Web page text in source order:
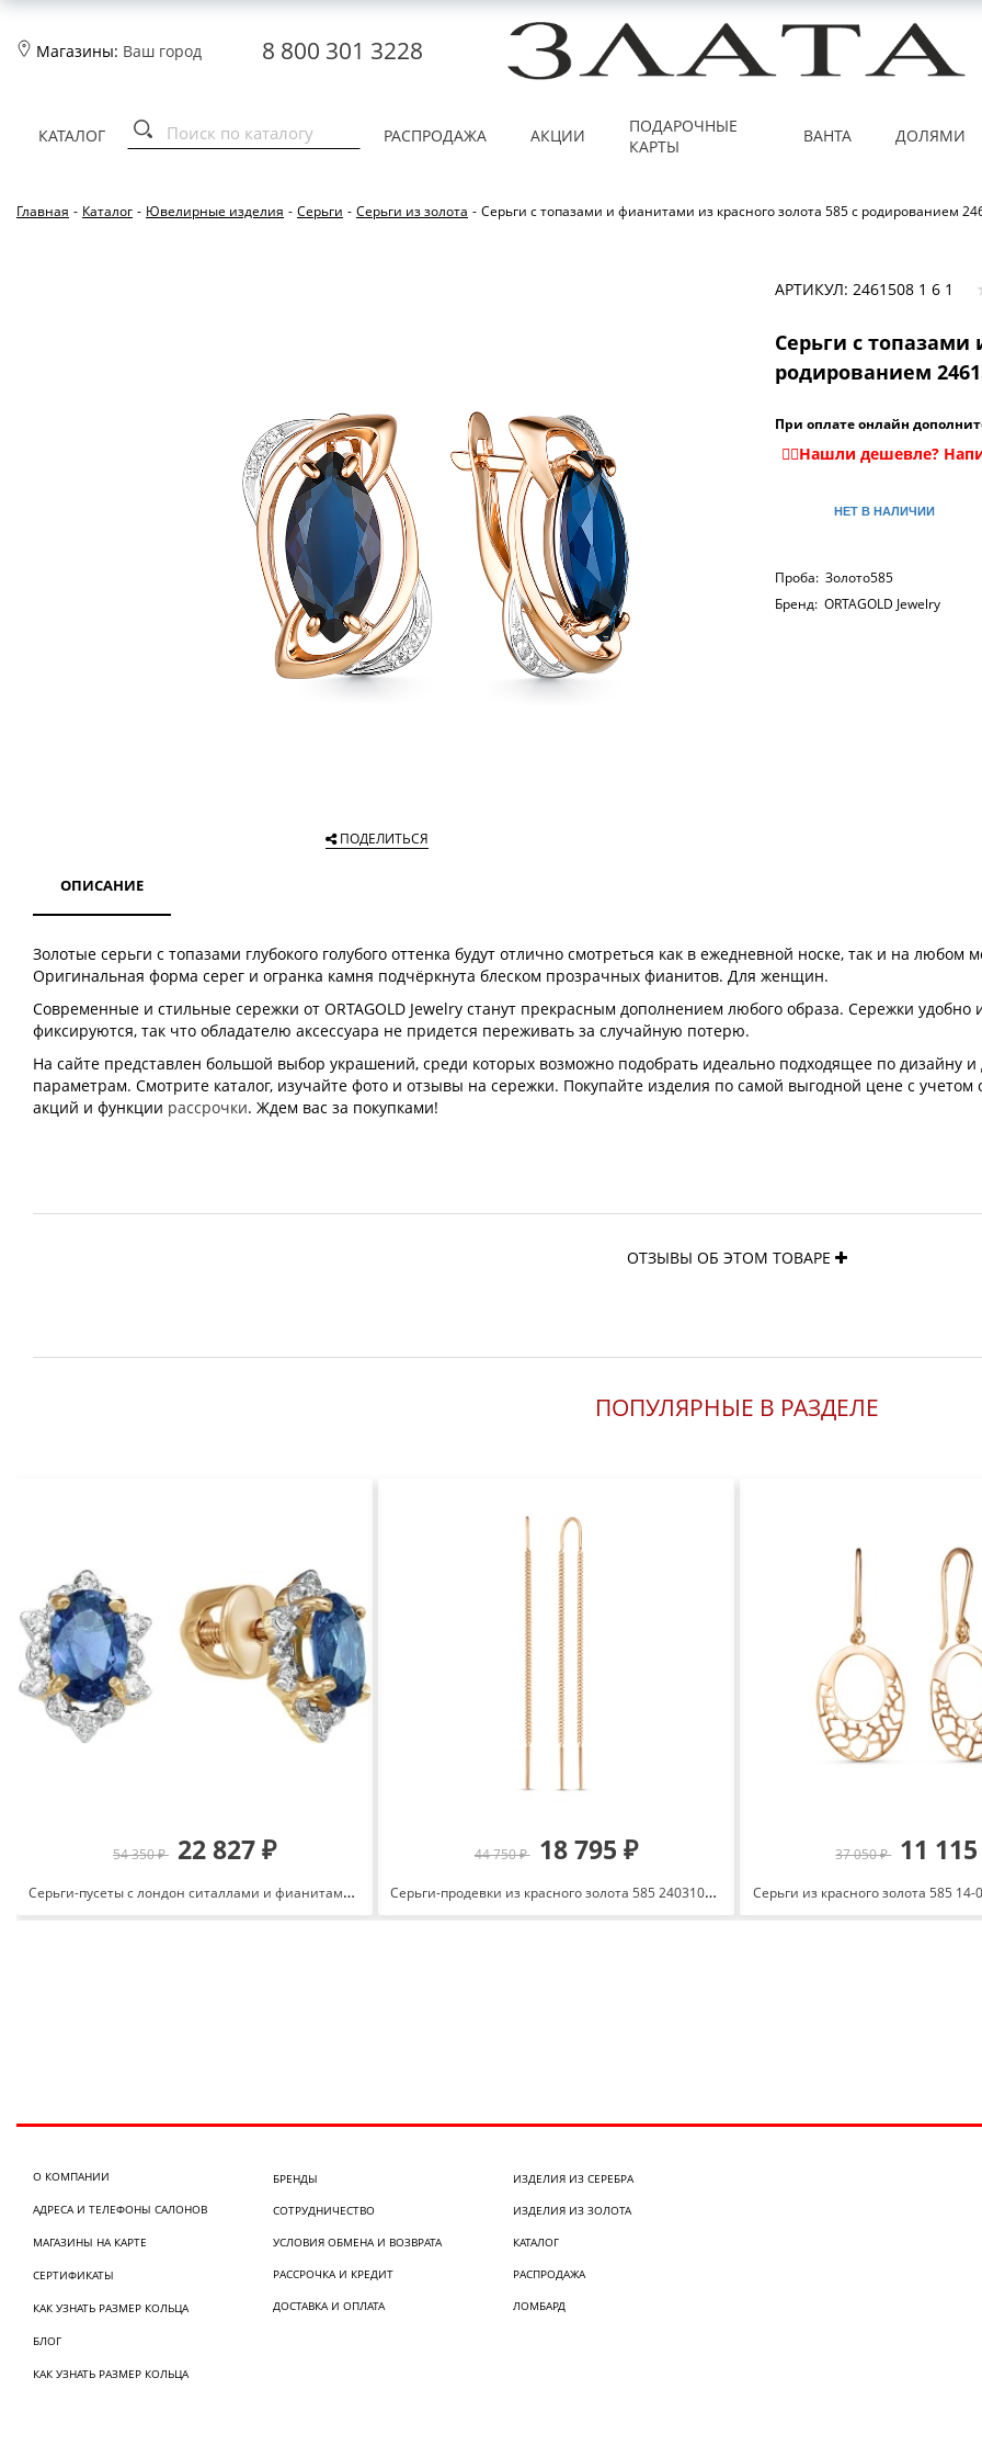
Магазины: Ваш город 8 800 301 3228
КАТАЛОГ РАСПРОДАЖА АКЦИИ
ПОДАРОЧНЫЕ
КАРТЫ
ВАНТА ДОЛЯМИ
Главная - Каталог - Ювелирные изделия - Серьги - Серьги из золота - Серьги с топазами и фианитами из красного золота 585 с родированием
ПОДЕЛИТЬСЯ
АРТИКУЛ: 2461508 1 6 1
Серьги с топазами
родированием
При оплате онлайн
НЕТ В НАЛИЧИИ
Проба: Золото585
Бренд: ORTAGOLD Jewelry
ОПИСАНИЕ
Золотые серьги с топазами глубокого голубого оттенка будут отлично смотреться как в ежедневной носке, так и на любом
Оригинальная форма серег и огранка камня подчёркнута блеском прозрачных фианитов. Для женщин.
Современные и стильные сережки от ORTAGOLD Jewelry станут прекрасным дополнением любого образа. Сережки удобно
фиксируются, так что обладателю аксессуара не придется переживать за случайную потерю.
На сайте представлен большой выбор украшений, среди которых возможно подобрать идеально подходящее по дизайну и
параметрам. Смотрите каталог, изучайте фото и отзывы на сережки. Покупайте изделия по самой выгодной цене с учетом
акций и функции рассрочки. Ждем вас за покупками!
ОТЗЫВЫ ОБ ЭТОМ ТОВАРЕ
ПОПУЛЯРНЫЕ В РАЗДЕЛЕ
54 350 ₽ 22 827 ₽
Серьги-пусеты с лондон ситаллами и фианитами из красного золота 585 201-714_tplst-201
44 750 ₽ 18 795 ₽
Серьги-продевки из красного золота 585 2403100 1 10
37 050 ₽ 11
Серьги из красного золота 585
О КОМПАНИИ
АДРЕСА И ТЕЛЕФОНЫ САЛОНОВ
МАГАЗИНЫ НА КАРТЕ
СЕРТИФИКАТЫ
КАК УЗНАТЬ РАЗМЕР КОЛЬЦА
БЛОГ
КАК УЗНАТЬ РАЗМЕР КОЛЬЦА
БРЕНДЫ
СОТРУДНИЧЕСТВО
УСЛОВИЯ ОБМЕНА И ВОЗВРАТА
РАССРОЧКА И КРЕДИТ
ДОСТАВКА И ОПЛАТА
ИЗДЕЛИЯ ИЗ СЕРЕБРА
ИЗДЕЛИЯ ИЗ ЗОЛОТА
КАТАЛОГ
РАСПРОДАЖА
ЛОМБАРД